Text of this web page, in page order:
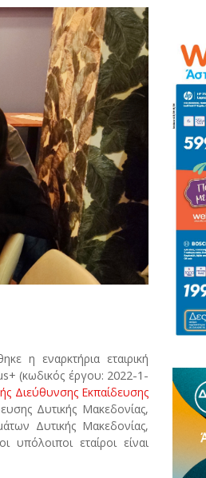
η εναρκτήρια εταιρική
+ (κωδικός έργου: 2022-1-
Διεύθυνσης Εκπαίδευσης
Δυτικής Μακεδονίας,
Δυτικής Μακεδονίας,
εταίροι είναι